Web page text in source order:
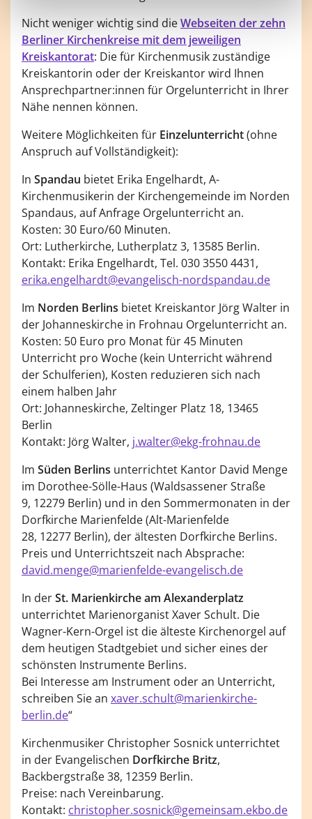
Nicht weniger wichtig sind dieWebseiten der zehn
Berliner Kirchenkreise mit dem jeweiligen
Kreiskantorat: Die für Kirchenmusik zuständige
Kreiskantorin oder der Kreiskantor wird Ihnen
Ansprechpartner:innen für Orgelunterricht in Ihrer
Nähe nennen können.
Weitere Möglichkeiten für Einzelunterricht(ohne
Anspruch auf Vollständigkeit):
In Spandau bietet Erika Engelhardt, A-
Kirchenmusikerin der Kirchengemeinde im Norden
Spandaus, auf Anfrage Orgelunterricht an.
Kosten: 30 Euro/60 Minuten.
Ort: Lutherkirche, Lutherplatz 3, 13585 Berlin.
Kontakt: Erika Engelhardt, Tel. 030 3550 4431,
erika.engelhardt@evangelisch-nordspandau.de
Im Norden Berlins bietet Kreiskantor Jörg Walter in
der Johanneskirche in Frohnau Orgelunterricht an.
Kosten: 50 Euro pro Monat für 45 Minuten
Unterricht pro Woche (kein Unterricht während
der Schulferien), Kosten reduzieren sich nach
einem halben Jahr
Ort: Johanneskirche, Zeltinger Platz 18, 13465
Berlin
Kontakt: Jörg Walter, j.walter@ekg-frohnau.de
Im Süden Berlins unterrichtet Kantor David Menge
im Dorothee-Sölle-Haus (Waldsassener Straße
9, 12279 Berlin) und in den Sommermonaten in der
Dorfkirche Marienfelde (Alt-Marienfelde
28, 12277 Berlin), der ältesten Dorfkirche Berlins.
Preis und Unterrichtszeit nach Absprache:
david.menge@marienfelde-evangelisch.de
In derSt. Marienkirche am Alexanderplatz
unterrichtet Marienorganist Xaver Schult. Die
Wagner-Kern-Orgel ist die älteste Kirchenorgel auf
dem heutigen Stadtgebiet und sicher eines der
schönsten Instrumente Berlins.
Bei Interesse am Instrument oder an Unterricht,
schreiben Sie an xaver.schult@marienkirche-
berlin.de“
Kirchenmusiker Christopher Sosnick unterrichtet
in der Evangelischen Dorfkirche Britz,
Backbergstraße 38, 12359 Berlin.
Preise: nach Vereinbarung.
Kontakt: christopher.sosnick@gemeinsam.ekbo.de